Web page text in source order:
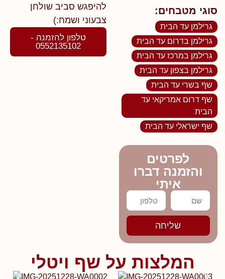
להיפגש סביב שולחן
צבעוני ושמח:)
טלפון להזמנה -
0552135102
סוגי מטבחים:
גרילמן עד הבית
גרילמן בדרום עד הבית
גרילמן במרכז עד הבית
גרילמן בצפון עד הבית
שף בשרי עד הבית
שף דרום אמריקאי עד
הבית
שף ישראלי עד הבית
לפרטים
והזמנה דברו
איתי
שליחה
המלצות על שף ויטלי